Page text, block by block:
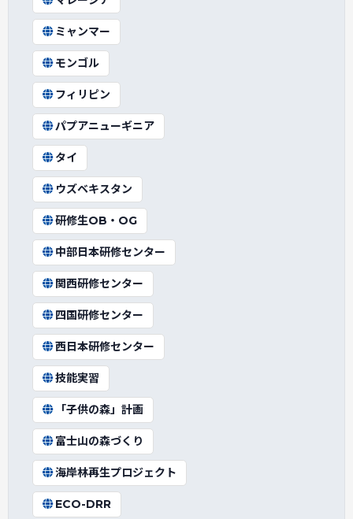
ミャンマー
モンゴル
フィリピン
パプアニューギニア
タイ
ウズベキスタン
研修生OB・OG
中部日本研修センター
関西研修センター
四国研修センター
西日本研修センター
技能実習
「子供の森」計画
富士山の森づくり
海岸林再生プロジェクト
ECO-DRR